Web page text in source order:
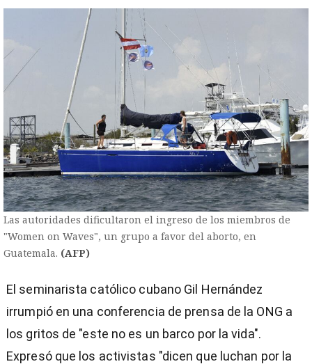
Las autoridades dificultaron el ingreso de los miembros de
"Women on Waves", un grupo a favor del aborto, en
Guatemala. (AFP)
El seminarista católico cubano Gil Hernández
irrumpió en una conferencia de prensa de la ONG a
los gritos de "este no es un barco por la vida".
Expresó que los activistas "dicen que luchan por la